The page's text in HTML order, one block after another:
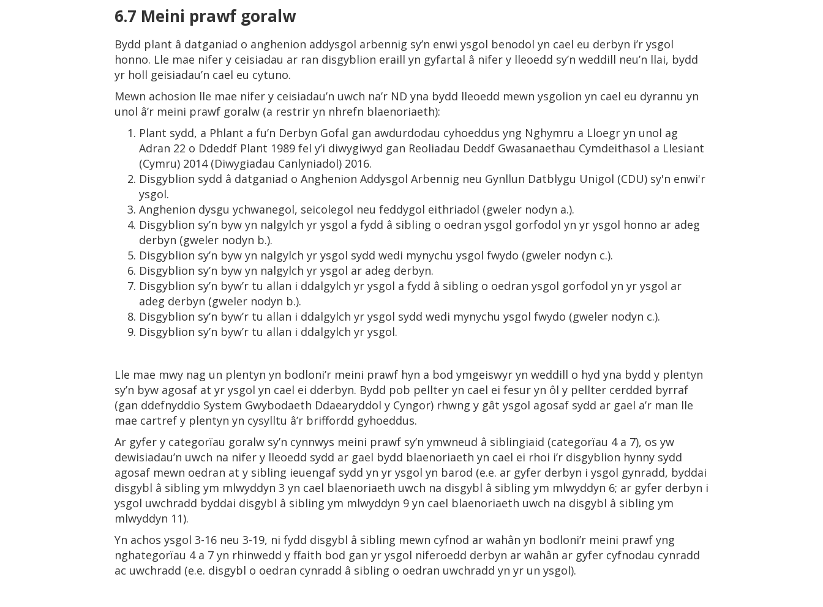
6.7 Meini prawf goralw
Bydd plant â datganiad o anghenion addysgol arbennig sy’n enwi ysgol benodol yn cael eu derbyn i’r ysgol
honno. Lle mae nifer y ceisiadau ar ran disgyblion eraill yn gyfartal â nifer y lleoedd sy’n weddill neu’n llai, bydd
yr holl geisiadau’n cael eu cytuno.
Mewn achosion lle mae nifer y ceisiadau’n uwch na’r ND yna bydd lleoedd mewn ysgolion yn cael eu dyrannu yn
unol â’r meini prawf goralw (a restrir yn nhrefn blaenoriaeth):
Plant sydd, a Phlant a fu’n Derbyn Gofal gan awdurdodau cyhoeddus yng Nghymru a Lloegr yn unol ag
Adran 22 o Ddeddf Plant 1989 fel y’i diwygiwyd gan Reoliadau Deddf Gwasanaethau Cymdeithasol a Llesiant
(Cymru) 2014 (Diwygiadau Canlyniadol) 2016.
Disgyblion sydd â datganiad o Anghenion Addysgol Arbennig neu Gynllun Datblygu Unigol (CDU) sy'n enwi'r
ysgol.
Anghenion dysgu ychwanegol, seicolegol neu feddygol eithriadol (gweler nodyn a.).
Disgyblion sy’n byw yn nalgylch yr ysgol a fydd â sibling o oedran ysgol gorfodol yn yr ysgol honno ar adeg
derbyn (gweler nodyn b.).
Disgyblion sy’n byw yn nalgylch yr ysgol sydd wedi mynychu ysgol fwydo (gweler nodyn c.).
Disgyblion sy’n byw yn nalgylch yr ysgol ar adeg derbyn.
Disgyblion sy’n byw’r tu allan i ddalgylch yr ysgol a fydd â sibling o oedran ysgol gorfodol yn yr ysgol ar
adeg derbyn (gweler nodyn b.).
Disgyblion sy’n byw’r tu allan i ddalgylch yr ysgol sydd wedi mynychu ysgol fwydo (gweler nodyn c.).
Disgyblion sy’n byw’r tu allan i ddalgylch yr ysgol.
Lle mae mwy nag un plentyn yn bodloni’r meini prawf hyn a bod ymgeiswyr yn weddill o hyd yna bydd y plentyn
sy’n byw agosaf at yr ysgol yn cael ei dderbyn. Bydd pob pellter yn cael ei fesur yn ôl y pellter cerdded byrraf
(gan ddefnyddio System Gwybodaeth Ddaearyddol y Cyngor) rhwng y gât ysgol agosaf sydd ar gael a’r man lle
mae cartref y plentyn yn cysylltu â’r briffordd gyhoeddus.
Ar gyfer y categorïau goralw sy’n cynnwys meini prawf sy’n ymwneud â siblingiaid (categorïau 4 a 7), os yw
dewisiadau’n uwch na nifer y lleoedd sydd ar gael bydd blaenoriaeth yn cael ei rhoi i’r disgyblion hynny sydd
agosaf mewn oedran at y sibling ieuengaf sydd yn yr ysgol yn barod (e.e. ar gyfer derbyn i ysgol gynradd, byddai
disgybl â sibling ym mlwyddyn 3 yn cael blaenoriaeth uwch na disgybl â sibling ym mlwyddyn 6; ar gyfer derbyn i
ysgol uwchradd byddai disgybl â sibling ym mlwyddyn 9 yn cael blaenoriaeth uwch na disgybl â sibling ym
mlwyddyn 11).
Yn achos ysgol 3-16 neu 3-19, ni fydd disgybl â sibling mewn cyfnod ar wahân yn bodloni’r meini prawf yng
nghategorïau 4 a 7 yn rhinwedd y ffaith bod gan yr ysgol niferoedd derbyn ar wahân ar gyfer cyfnodau cynradd
ac uwchradd (e.e. disgybl o oedran cynradd â sibling o oedran uwchradd yn yr un ysgol).